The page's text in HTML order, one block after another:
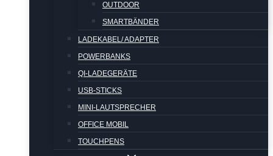
OUTDOOR
SMARTBÄNDER
LADEKABEL/ ADAPTER
POWERBANKS
QI-LADEGERÄTE
USB-STICKS
MINI-LAUTSPRECHER
OFFICE MOBIL
TOUCHPENS